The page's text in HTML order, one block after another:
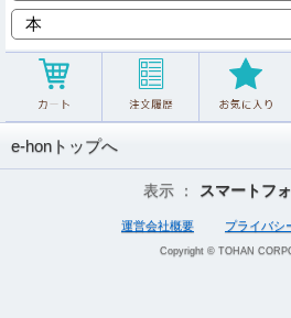
e-honトップへ
表示 ： スマートフ
運営会社概要 プライバシ
Copyright © TOHAN